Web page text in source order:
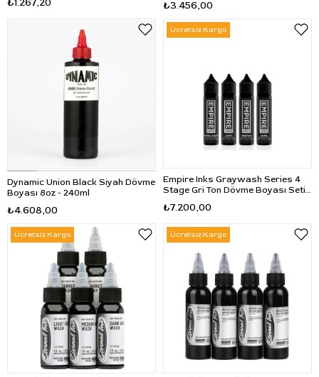
₺1.267,20 ₺3.456,00
Dynamic Union Black Siyah Dövme
Boyası 8oz - 240ml
₺4.608,00
Empire Inks Graywash Series 4
Stage Gri Ton Dövme Boyası Seti
₺7.200,00
Ücretsiz Kargo
Ücretsiz Kargo Ücretsiz Kargo